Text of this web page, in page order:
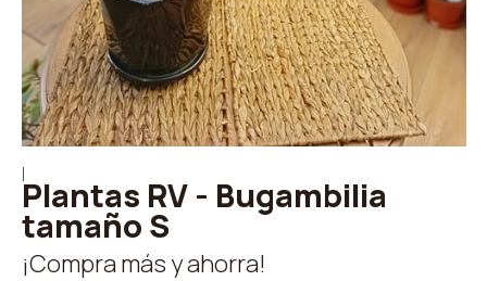
Plantas RV - Bugambilia
tamaño S
¡Compra más y ahorra!